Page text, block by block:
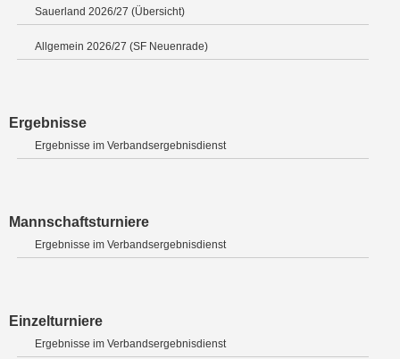
Sauerland 2026/27 (Übersicht)
Allgemein 2026/27 (SF Neuenrade)
Ergebnisse
Ergebnisse im Verbandsergebnisdienst
Mannschaftsturniere
Ergebnisse im Verbandsergebnisdienst
Einzelturniere
Ergebnisse im Verbandsergebnisdienst